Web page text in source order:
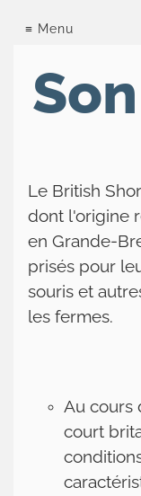
Chatterie
de
la
Le
British
Nos
chats
Actualités
Menu
Le British
dont l'origine
en Grande-
prisés pour
souris et
les fermes.
Au cours
court